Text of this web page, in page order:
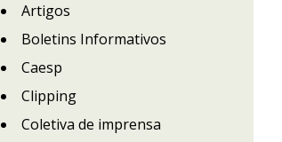
Artigos
Boletins Informativos
Caesp
Clipping
Coletiva de imprensa